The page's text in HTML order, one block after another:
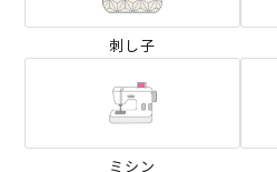
刺し子
ミシン